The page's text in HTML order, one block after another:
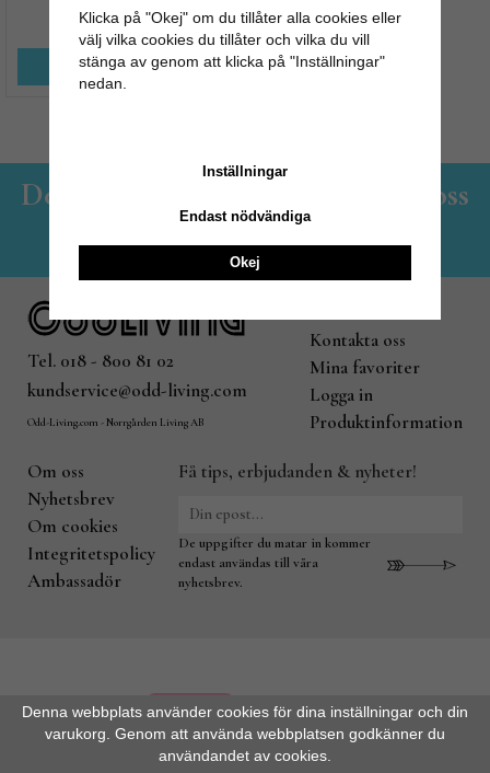
305 kr 509 kr
KÖP NU
Det lilla familjeföretaget - Hos oss
handlar du med gott samvete!
Tel. 018 - 800 81 02
kundservice@odd-living.com
Odd-Living.com - Norrgården Living AB
Kontakta oss
Mina favoriter
Logga in
Produktinformation
Om oss
Nyhetsbrev
Om cookies
Integritetspolicy
Ambassadör
Få tips, erbjudanden & nyheter!
De uppgifter du matar in kommer
endast användas till våra
nyhetsbrev.
Denna webbplats använder cookies för dina inställningar och din
varukorg. Genom att använda webbplatsen godkänner du
användandet av cookies.
Klicka på "Okej" om du tillåter alla cookies eller
välj vilka cookies du tillåter och vilka du vill
stänga av genom att klicka på "Inställningar"
nedan.
Inställningar
Endast nödvändiga
Okej